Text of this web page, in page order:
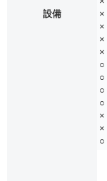
設備
×
×
×
×
○
○
○
○
×
×
○